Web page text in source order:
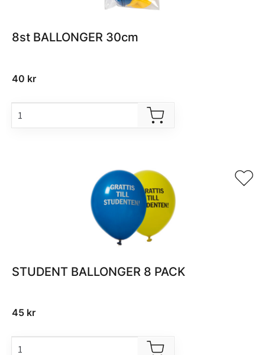
8st BALLONGER 30cm
40 kr
STUDENT BALLONGER 8 PACK
45 kr